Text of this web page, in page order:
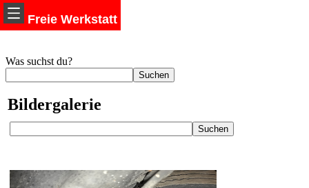
Freie Werkstatt
Was suchst du?
Bildergalerie